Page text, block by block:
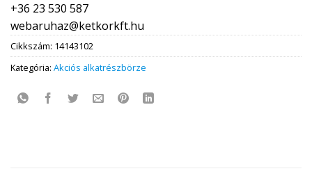
+36 23 530 587
webaruhaz@ketkorkft.hu
Cikkszám: 14143102
Kategória: Akciós alkatrészbörze